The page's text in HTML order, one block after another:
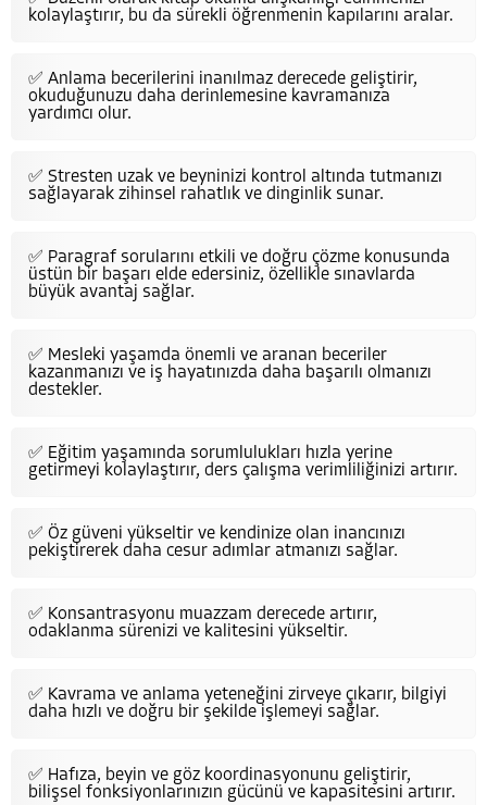
kolaylaştırır, bu da sürekli öğrenmenin kapılarını aralar.
✅ Anlama becerilerini inanılmaz derecede geliştirir,
okuduğunuzu daha derinlemesine kavramanıza
yardımcı olur.
✅ Stresten uzak ve beyninizi kontrol altında tutmanızı
sağlayarak zihinsel rahatlık ve dinginlik sunar.
✅ Paragraf sorularını etkili ve doğru çözme konusunda
üstün bir başarı elde edersiniz, özellikle sınavlarda
büyük avantaj sağlar.
✅ Mesleki yaşamda önemli ve aranan beceriler
kazanmanızı ve iş hayatınızda daha başarılı olmanızı
destekler.
✅ Eğitim yaşamında sorumlulukları hızla yerine
getirmeyi kolaylaştırır, ders çalışma verimliliğinizi artırır.
✅ Öz güveni yükseltir ve kendinize olan inancınızı
pekiştirerek daha cesur adımlar atmanızı sağlar.
✅ Konsantrasyonu muazzam derecede artırır,
odaklanma sürenizi ve kalitesini yükseltir.
✅ Kavrama ve anlama yeteneğini zirveye çıkarır, bilgiyi
daha hızlı ve doğru bir şekilde işlemeyi sağlar.
✅ Hafıza, beyin ve göz koordinasyonunu geliştirir,
bilişsel fonksiyonlarınızın gücünü ve kapasitesini artırır.